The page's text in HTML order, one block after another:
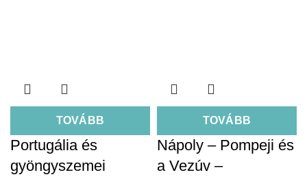
TOVÁBB
Portugália és
gyöngyszemei
TOVÁBB
Nápoly – Pompeji és
a Vezúv –